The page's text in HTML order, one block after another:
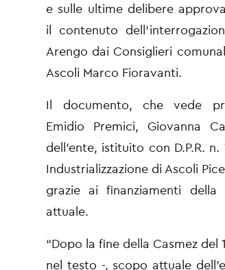
e sulle ultime delibere
il contenuto
Arengo dai Consiglieri
Ascoli Marco Fioravanti.
Il documento, che vede
Emidio Premici, Giovanna
dell’ente, istituito con D.P.R.
Industrializzazione di Ascoli
grazie aifinanziamenti
attuale.
“Dopo la fine della Casmez
nel testo -, scopo attuale